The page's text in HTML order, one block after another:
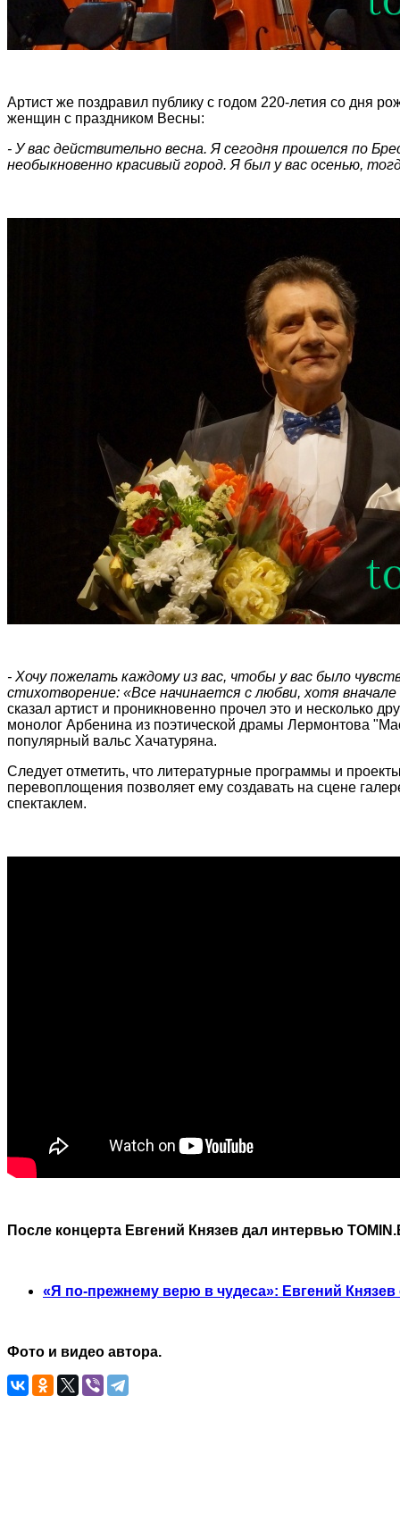
Артист же поздравил публику с годом 220-летия со дня
женщин с праздником Весны:
- У вас действительно весна. Я сегодня прошелся по
необыкновенно красивый город. Я был у вас осенью,
- Хочу пожелать каждому из вас, чтобы у вас было
стихотворение: «Все начинается с любви, хотя
сказал артист и проникновенно прочел это и несколько
монолог Арбенина из поэтической драмы Лермонтова
популярный вальс Хачатуряна.
Следует отметить, что литературные программы и
перевоплощения позволяет ему создавать на сцене
спектаклем.
После концерта Евгений Князев дал интервью
«Я по-прежнему верю в чудеса»: Евгений Князев
Фото и видео автора.